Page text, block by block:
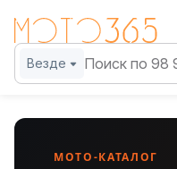
Везде
МОТО-КАТАЛОГ